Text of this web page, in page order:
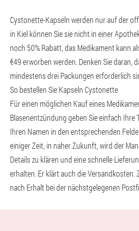
Cystonette-Kapseln werden nur auf der
in Kiel können Sie sie nicht in einer
noch 50% Rabatt, das Medikament kann
€49 erworben werden. Denken Sie daran,
mindestens drei Packungen erforderlich
So bestellen Sie Kapseln Cystonette
Für einen möglichen Kauf eines
Blasenentzündung geben Sie einfach Ihre
Ihren Namen in den entsprechenden
einiger Zeit, in naher Zukunft, wird der
Details zu klären und eine schnelle
erhalten. Er klärt auch die Versandkosten.
nach Erhalt bei der nächstgelegenen